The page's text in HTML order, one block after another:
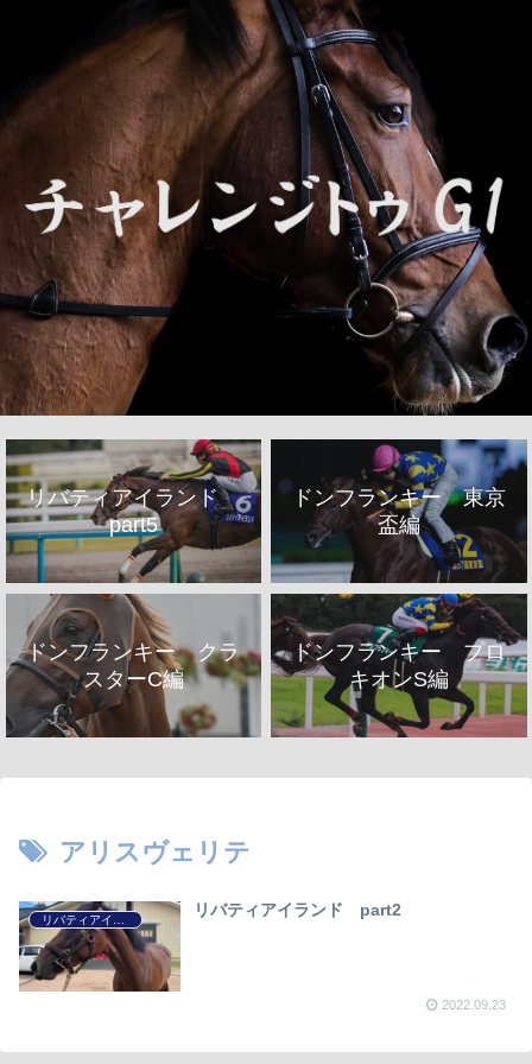
リバティアイランド
part5
ドンフランキー 東京
盃編
ドンフランキー クラ
スターC編
ドンフランキー プロ
キオンS編
アリスヴェリテ
リバティアイランド part2
2022.09.23